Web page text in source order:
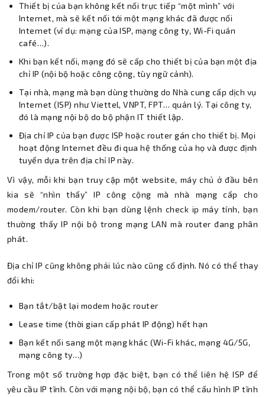
Thiết bị của bạn không kết nối trực tiếp “một mình” với
Internet, mà sẽ kết nối tới một mạng khác đã được nối
Internet (ví dụ: mạng của ISP, mạng công ty, Wi-Fi quán
café…).
Khi bạn kết nối, mạng đó sẽ cấp cho thiết bị của bạn một địa
chỉ IP (nội bộ hoặc công cộng, tùy ngữ cảnh).
Tại nhà, mạng mà bạn dùng thường do Nhà cung cấp dịch vụ
Internet (ISP) như Viettel, VNPT, FPT… quản lý. Tại công ty,
đó là mạng nội bộ do bộ phận IT thiết lập.
Địa chỉ IP của bạn được ISP hoặc router gán cho thiết bị. Mọi
hoạt động Internet đều đi qua hệ thống của họ và được định
tuyến dựa trên địa chỉ IP này.
Vì vậy, mỗi khi bạn truy cập một website, máy chủ ở đầu bên
kia sẽ “nhìn thấy” IP công cộng mà nhà mạng cấp cho
modem/router. Còn khi bạn dùng lệnh check ip máy tính, bạn
thường thấy IP nội bộ trong mạng LAN mà router đang phân
phát.
Địa chỉ IP cũng không phải lúc nào cũng cố định. Nó có thể thay
đổi khi:
Bạn tắt/bật lại modem hoặc router
Lease time (thời gian cấp phát IP động) hết hạn
Bạn kết nối sang một mạng khác (Wi-Fi khác, mạng 4G/5G,
mạng công ty…)
Trong một số trường hợp đặc biệt, bạn có thể liên hệ ISP để
yêu cầu IP tĩnh. Còn với mạng nội bộ, bạn có thể cấu hình IP tĩnh